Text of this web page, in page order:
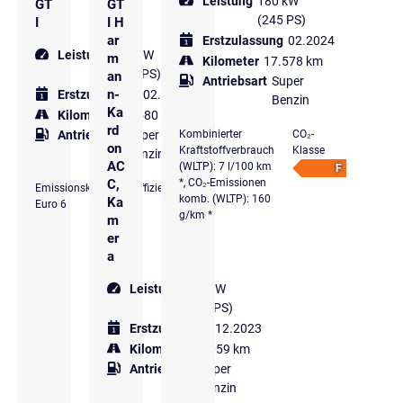
GT
I
Leistung 180 kW
(245 PS)
Erstzulassung
02.2023
Kilometer 28.580 km
Antriebsart
Super
Benzin
Emissionsklasse
Euro 6
Effizienzklasse
GT
I H
ar
m
an
n-
Ka
rd
on
AC
C,
Ka
m
er
a
Leistung
180 kW
(245 PS)
Erstzulassung
12.2023
Kilometer
15.059 km
Antriebsart
Super
Benzin
(245 PS)
Erstzulassung 02.2024
Kilometer 17.578 km
Antriebsart Super
Benzin
Kombinierter
Kraftstoffverbrauch
(WLTP): 7 l/100 km
*, CO₂-Emissionen
komb. (WLTP): 160
g/km *
CO₂-
Klasse
F